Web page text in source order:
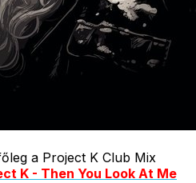
a Project K Club Mix
K - Then You Look At Me